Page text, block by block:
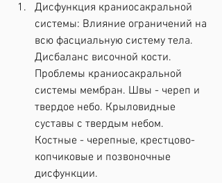
Дисфункция краниосакральной
системы: Влияние ограничений на
всю фасциальную систему тела.
Дисбаланс височной кости.
Проблемы краниосакральной
системы мембран. Швы - череп и
твердое небо. Крыловидные
суставы с твердым небом.
Костные - черепные, крестцово-
копчиковые и позвоночные
дисфункции.